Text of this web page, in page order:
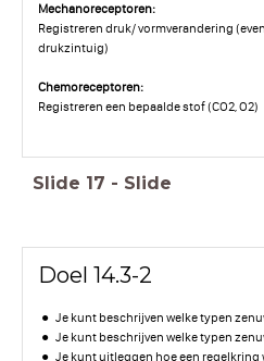
Mechanoreceptoren:
Registreren druk/ vormverandering
drukzintuig)
Chemoreceptoren:
Registreren een bepaalde stof (CO2, O2)
Slide 17 - Slide
Doel 14.3-2
Je kunt beschrijven welke typen
Je kunt beschrijven welke typen
Je kunt uitleggen hoe een regelkring